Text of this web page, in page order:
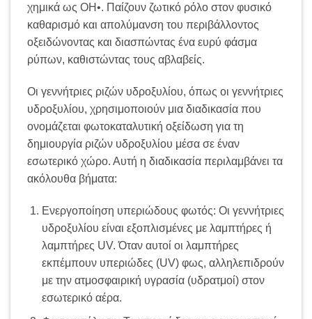
χημικά ως OH•. Παίζουν ζωτικό ρόλο στον φυσικό
καθαρισμό και απολύμανση του περιβάλλοντος
οξειδώνοντας και διασπώντας ένα ευρύ φάσμα
ρύπων, καθιστώντας τους αβλαβείς.
Οι γεννήτριες ριζών υδροξυλίου, όπως οι γεννήτριες
υδροξυλίου, χρησιμοποιούν μια διαδικασία που
ονομάζεται φωτοκαταλυτική οξείδωση για τη
δημιουργία ριζών υδροξυλίου μέσα σε έναν
εσωτερικό χώρο. Αυτή η διαδικασία περιλαμβάνει τα
ακόλουθα βήματα:
Ενεργοποίηση υπεριώδους φωτός: Οι γεννήτριες
υδροξυλίου είναι εξοπλισμένες με λαμπτήρες ή
λαμπτήρες UV. Όταν αυτοί οι λαμπτήρες
εκπέμπουν υπεριώδες (UV) φως, αλληλεπιδρούν
με την ατμοσφαιρική υγρασία (υδρατμοί) στον
εσωτερικό αέρα.